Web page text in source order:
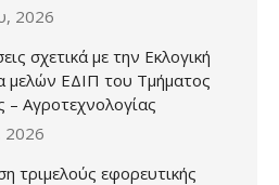
2026
σχετικά με την Εκλογική
μελών ΕΔΙΠ του Τμήματος
– Αγροτεχνολογίας
2026
τριμελούς εφορευτικής